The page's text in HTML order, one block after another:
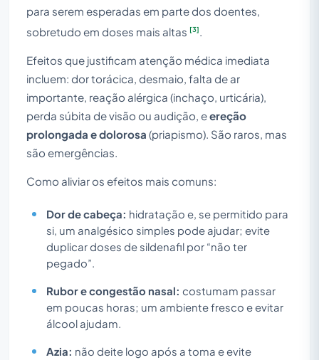
para serem esperadas em parte dos doentes,
sobretudo em doses mais altas [3]
Efeitos que justificam atenção médica imediata
incluem: dor torácica, desmaio, falta de ar
importante, reação alérgica (inchaço, urticária),
perda súbita de visão ou audição, eereção
prolongada e dolorosa (priapismo). São raros, mas
são emergências.
Como aliviar os efeitos mais comuns:
Dor de cabeça: hidratação e, se permitido para
si, um analgésico simples pode ajudar; evite
duplicar doses de sildenafil por “não ter
pegado”.
Rubor e congestão nasal: costumam passar
em poucas horas; um ambiente fresco e evitar
álcool ajudam.
Azia: não deite logo após a toma e evite